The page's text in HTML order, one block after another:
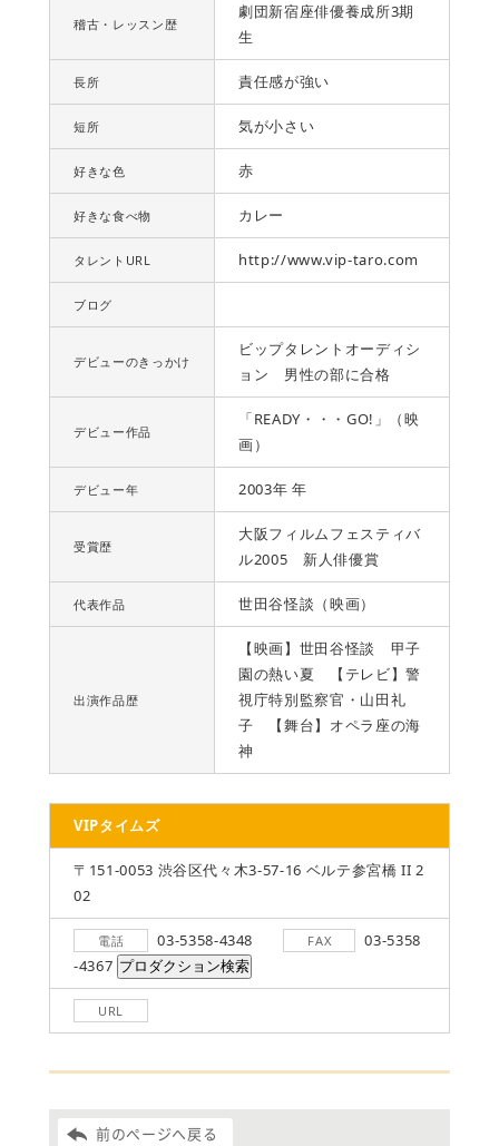
稽古・レッスン歴
劇団新宿座俳優養成所3期
生
長所 責任感が強い
短所 気が小さい
好きな色 赤
好きな食べ物 カレー
タレントURL http://www.vip-taro.com
ブログ
デビューのきっかけ
ビップタレントオーディシ
ョン 男性の部に合格
デビュー作品
「READY・・・GO!」（映
画）
デビュー年 2003年 年
受賞歴
大阪フィルムフェスティバ
ル2005 新人俳優賞
代表作品 世田谷怪談（映画）
出演作品歴
【映画】世田谷怪談 甲子
園の熱い夏 【テレビ】警
視庁特別監察官・山田礼
子 【舞台】オペラ座の海
神
VIPタイムズ
〒151-0053 渋谷区代々木3-57-16 ベルテ参宮橋 II 2
02
電話 03-5358-4348 FAX
03-5358
-4367
URL
前のページへ戻る